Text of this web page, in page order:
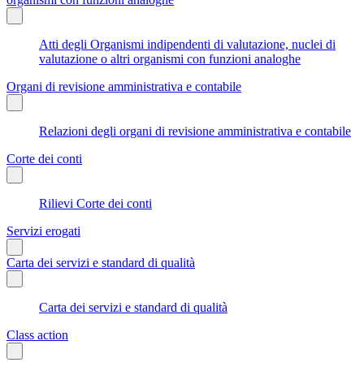
Atti degli Organismi indipendenti di valutazione, nuclei di
valutazione o altri organismi con funzioni analoghe
Organi di revisione amministrativa e contabile
Relazioni degli organi di revisione amministrativa e contabile
Corte dei conti
Rilievi Corte dei conti
Servizi erogati
Carta dei servizi e standard di qualità
Carta dei servizi e standard di qualità
Class action